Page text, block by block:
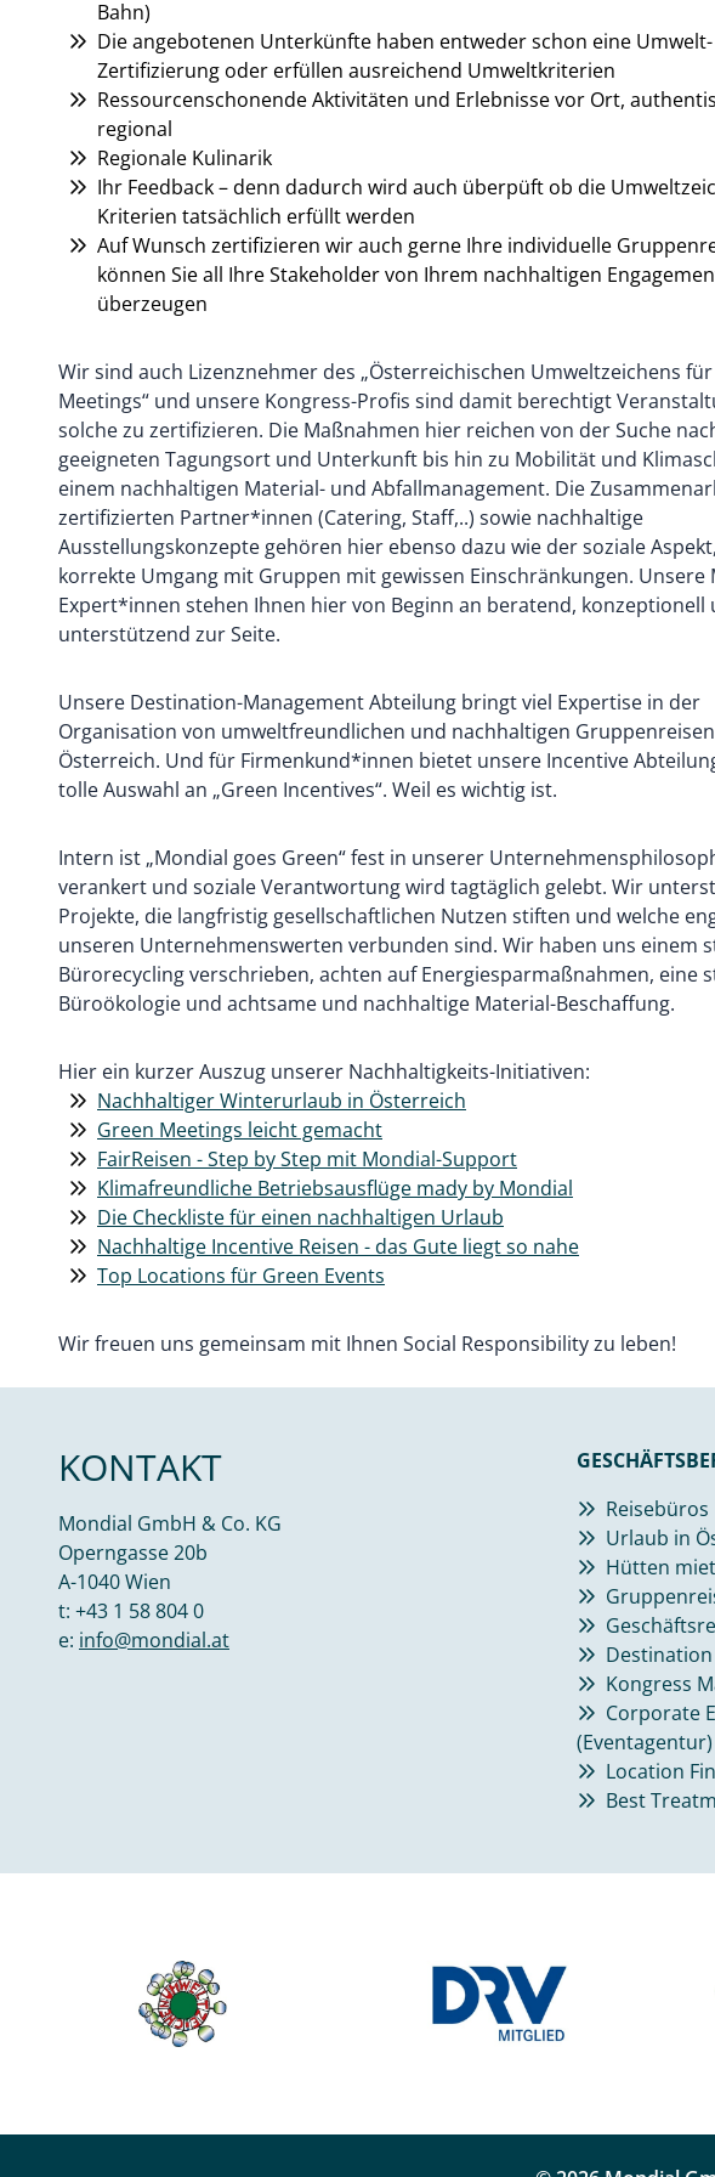
Bahn)
Die angebotenen Unterkünfte haben entweder schon eine Umwelt-
Zertifizierung oder erfüllen ausreichend Umweltkriterien
Ressourcenschonende Aktivitäten und Erlebnisse vor Ort,
regional
Regionale Kulinarik
Ihr Feedback – denn dadurch wird auch überpüft ob die
Kriterien tatsächlich erfüllt werden
Auf Wunsch zertifizieren wir auch gerne Ihre individuelle
können Sie all Ihre Stakeholder von Ihrem nachhaltigen
überzeugen
Wir sind auch Lizenznehmer des „Österreichischen Umweltzeichens
Meetings“ und unsere Kongress-Profis sind damit berechtigt
solche zu zertifizieren. Die Maßnahmen hier reichen von der Suche
geeigneten Tagungsort und Unterkunft bis hin zu Mobilität und
einem nachhaltigen Material- und Abfallmanagement. Die
zertifizierten Partner*innen (Catering, Staff,..) sowie nachhaltige
Ausstellungskonzepte gehören hier ebenso dazu wie der soziale
korrekte Umgang mit Gruppen mit gewissen Einschränkungen. Unsere
Expert*innen stehen Ihnen hier von Beginn an beratend, konzeptionell
unterstützend zur Seite.
Unsere Destination-Management Abteilung bringt viel Expertise in der
Organisation von umweltfreundlichen und nachhaltigen
Österreich. Und für Firmenkund*innen bietet unsere Incentive
tolle Auswahl an „Green Incentives“. Weil es wichtig ist.
Intern ist „Mondial goes Green“ fest in unserer
verankert und soziale Verantwortung wird tagtäglich gelebt. Wir
Projekte, die langfristig gesellschaftlichen Nutzen stiften und welche
unseren Unternehmenswerten verbunden sind. Wir haben uns einem
Bürorecycling verschrieben, achten auf Energiesparmaßnahmen, eine
Büroökologie und achtsame und nachhaltige Material-Beschaffung.
Hier ein kurzer Auszug unserer Nachhaltigkeits-Initiativen:
Nachhaltiger Winterurlaub in Österreich
Green Meetings leicht gemacht
FairReisen - Step by Step mit Mondial-Support
Klimafreundliche Betriebsausflüge mady by Mondial
Die Checkliste für einen nachhaltigen Urlaub
Nachhaltige Incentive Reisen - das Gute liegt so nahe
Top Locations für Green Events
Wir freuen uns gemeinsam mit Ihnen Social Responsibility zu leben!
KONTAKT
Mondial GmbH & Co. KG
Operngasse 20b
A-1040 Wien
t: +43 1 58 804 0
e: info@mondial.at
Reisebüros
Urlaub in
Hütten
Kongress
Corporate
(Eventagentur)
Location
Best